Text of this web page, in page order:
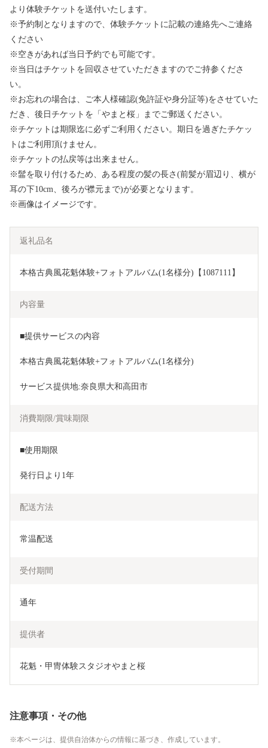
より体験チケットを送付いたします。
※予約制となりますので、体験チケットに記載の連絡先へご連絡
ください
※空きがあれば当日予約でも可能です。
※当日はチケットを回収させていただきますのでご持参くださ
い。
※お忘れの場合は、ご本人様確認(免許証や身分証等)をさせていた
だき、後日チケットを「やまと桜」までご郵送ください。
※チケットは期限迄に必ずご利用ください。期日を過ぎたチケッ
トはご利用頂けません。
※チケットの払戻等は出来ません。
※髷を取り付けるため、ある程度の髪の長さ(前髪が眉辺り、横が
耳の下10cm、後ろが襟元まで)が必要となります。
※画像はイメージです。
返礼品名
本格古典風花魁体験+フォトアルバム(1名様分)【1087111】
内容量
■提供サービスの内容
本格古典風花魁体験+フォトアルバム(1名様分)
サービス提供地:奈良県大和高田市
消費期限/賞味期限
■使用期限
発行日より1年
配送方法
常温配送
受付期間
通年
提供者
花魁・甲冑体験スタジオやまと桜
注意事項・その他
本ページは、提供自治体からの情報に基づき、作成しています。